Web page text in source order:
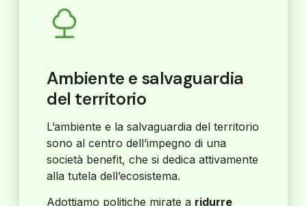
Ambiente e salvaguardia
del territorio
L’ambiente e la salvaguardia del territorio
sono al centro dell’impegno di una
società benefit, che si dedica attivamente
alla tutela dell’ecosistema.
Adottiamo politiche mirate a ridurre